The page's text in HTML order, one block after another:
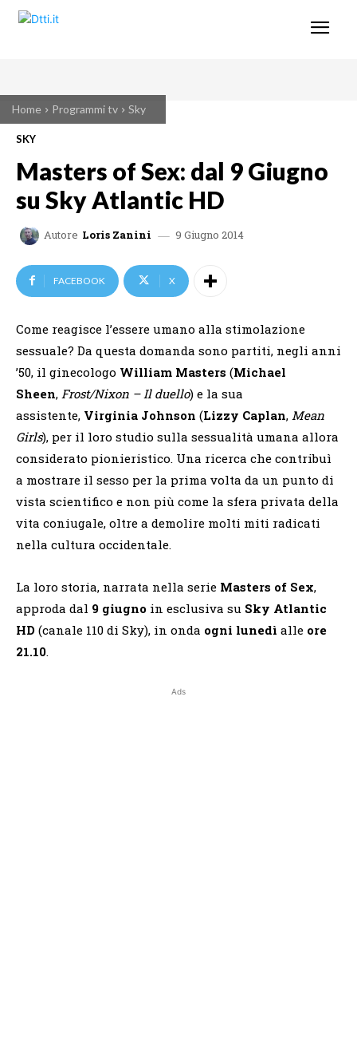
Home Programmi tv Sky
SKY
Masters of Sex: dal 9 Giugno
su Sky Atlantic HD
Autore Loris Zanini 9 Giugno 2014
FACEBOOK X
Come reagisce l’essere umano alla stimolazione
sessuale? Da questa domanda sono partiti, negli anni
’50, il ginecologo William Masters (Michael
Sheen, Frost/Nixon – Il duello) e la sua
assistente, Virginia Johnson (Lizzy Caplan, Mean
Girls), per il loro studio sulla sessualità umana allora
considerato pionieristico. Una ricerca che contribuì
a mostrare il sesso per la prima volta da un punto di
vista scientifico e non più come la sfera privata della
vita coniugale, oltre a demolire molti miti radicati
nella cultura occidentale.
La loro storia, narrata nella serie Masters of Sex,
approda dal 9 giugno in esclusiva su Sky Atlantic
HD (canale 110 di Sky), in onda ogni lunedì alle ore
21.10.
Ads